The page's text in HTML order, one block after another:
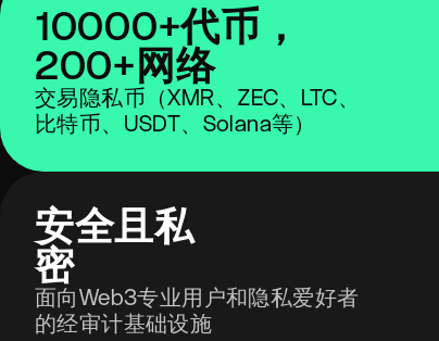
10000+代币，
200+网络
交易隐私币（XMR、ZEC、LTC、
比特币、USDT、Solana等）
安全且私
密
面向Web3专业用户和隐私爱好者
的经审计基础设施